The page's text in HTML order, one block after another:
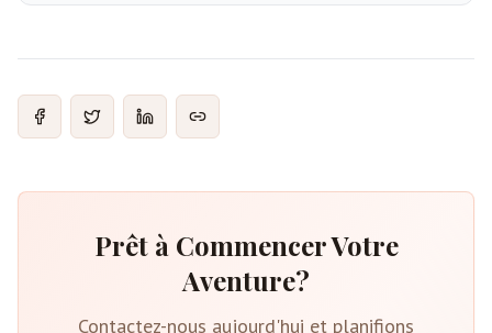
Prêt à Commencer Votre
Aventure?
Contactez-nous aujourd'hui et planifions